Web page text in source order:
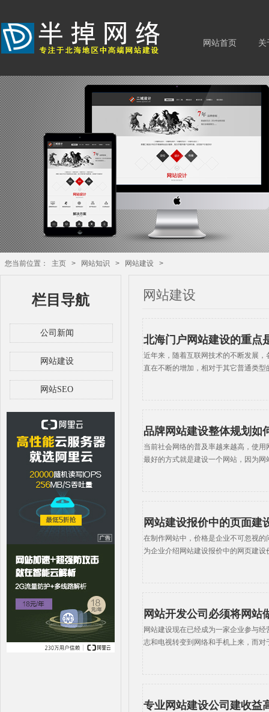
网站首页 关
您当前位置： 主页 > 网站知识 > 网站建设 >
栏目导航
公司新闻
网站建设
网站SEO
网站建设
北海门户网站建设的重点
近年来，随着互联网技术的不断发展
直在不断的增加，相对于其它普通类
品牌网站建设整体规划如
当前社会网络的普及率越来越高，使
最好的方式就是建设一个网站，因为
网站建设报价中的页面建
在制作网站中，价格是企业不可忽视
为企业介绍网站建设报价中的网页建
网站开发公司必须将网站
网站建设现在已经成为一家企业参与
志和电视转变到网络和手机上来，而
专业网站建设公司建收益